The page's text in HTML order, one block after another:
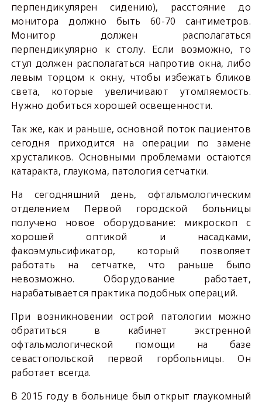
перпендикулярен сидению), расстояние до
монитора должно быть 60-70 сантиметров.
Монитор должен располагаться
перпендикулярно к столу. Если возможно, то
стул должен располагаться напротив окна, либо
левым торцом к окну, чтобы избежать бликов
света, которые увеличивают утомляемость.
Нужно добиться хорошей освещенности.
Так же, как и раньше, основной поток пациентов
сегодня приходится на операции по замене
хрусталиков. Основными проблемами остаются
катаракта, глаукома, патология сетчатки.
На сегодняшний день, офтальмологическим
отделением Первой городской больницы
получено новое оборудование: микроскоп с
хорошей оптикой и насадками,
факоэмульсификатор, который позволяет
работать на сетчатке, что раньше было
невозможно. Оборудование работает,
нарабатывается практика подобных операций.
При возникновении острой патологии можно
обратиться в кабинет экстренной
офтальмологической помощи на базе
севастопольской первой горбольницы. Он
работает всегда.
В 2015 году в больнице был открыт глаукомный